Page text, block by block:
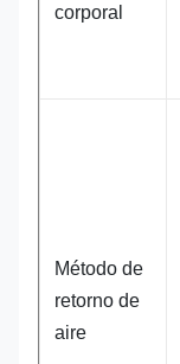
corporal
Método de
retorno de
aire